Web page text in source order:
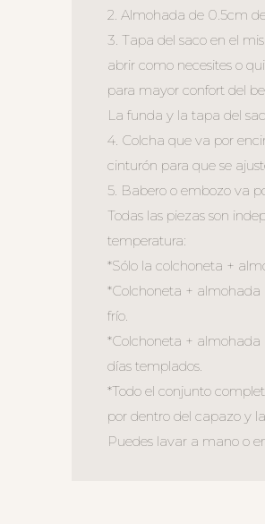
2. Almohada de 0.5cm
3. Tapa del saco en el
abrir como necesites o
para mayor confort del
La funda y la tapa del
4. Colcha que va por
cinturón para que se
5. Babero o embozo va
Todas las piezas son
temperatura:
*Sólo la colchoneta +
*Colchoneta + almohada
frío.
*Colchoneta + almohada
días templados.
*Todo el conjunto
por dentro del capazo y
Puedes lavar a mano o